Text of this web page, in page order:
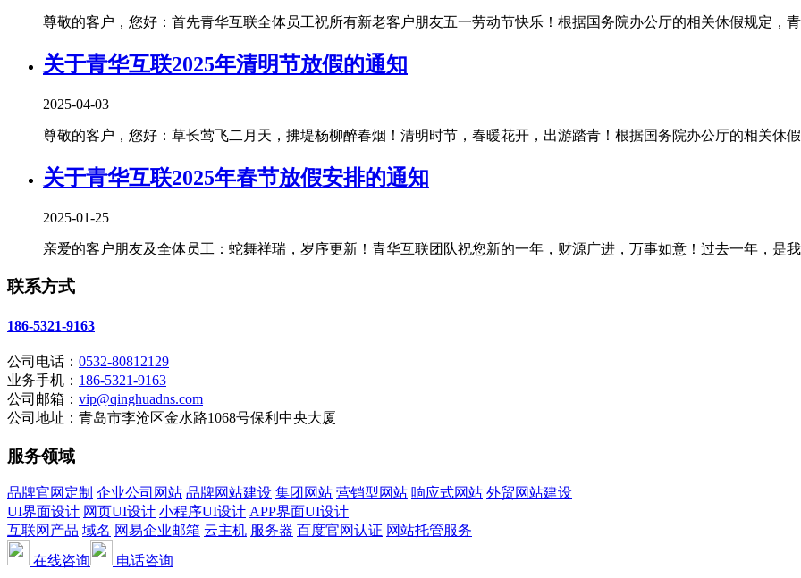
尊敬的客户，您好：首先青华互联全体员工祝所有新老客户朋友五一劳动节快乐！根据国务院办公厅的相关休假规定，青
关于青华互联2025年清明节放假的通知
2025-04-03
尊敬的客户，您好：草长莺飞二月天，拂堤杨柳醉春烟！清明时节，春暖花开，出游踏青！根据国务院办公厅的相关休
关于青华互联2025年春节放假安排的通知
2025-01-25
亲爱的客户朋友及全体员工：蛇舞祥瑞，岁序更新！青华互联团队祝您新的一年，财源广进，万事如意！过去一年，是
联系方式
186-5321-9163
公司电话： 0532-80812129
业务手机： 186-5321-9163
公司邮箱： vip@qinghuadns.com
公司地址：青岛市李沧区金水路1068号保利中央大厦
服务领域
品牌官网定制 企业公司网站 品牌网站建设 集团网站 营销型网站 响应式网站 外贸网站建设
UI界面设计 网页UI设计 小程序UI设计 APP界面UI设计
互联网产品 域名 网易企业邮箱 云主机 服务器 百度官网认证 网站托管服务
在线咨询
电话咨询